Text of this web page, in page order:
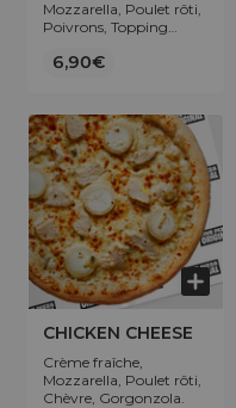
Mozzarella, Poulet rôti,
Poivrons, Topping
6,90€
CHICKEN CHEESE
Crème fraîche,
Mozzarella, Poulet rôti,
Chèvre, Gorgonzola.